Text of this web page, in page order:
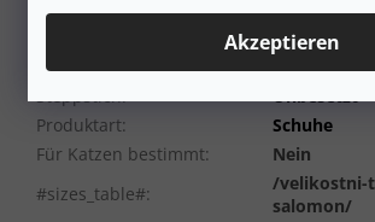
Akzeptieren
Schnürung:
Ohne
Schuhen:
A-Stadt/
Steppstich:
Unbesetzt
Produktart:
Schuhe
Für Katzen bestimmt:
Nein
#sizes_table#:
/velikostni-
salomon/